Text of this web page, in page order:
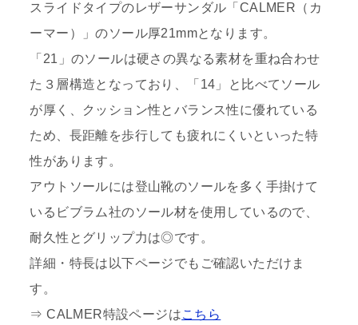
スライドタイプのレザーサンダル「CALMER（カ
ーマー）」のソール厚21mmとなります。
「21」のソールは硬さの異なる素材を重ね合わせ
た３層構造となっており、「14」と比べてソール
が厚く、クッション性とバランス性に優れている
ため、長距離を歩行しても疲れにくいといった特
性があります。
アウトソールには登山靴のソールを多く手掛けて
いるビブラム社のソール材を使用しているので、
耐久性とグリップ力は◎です。
詳細・特長は以下ページでもご確認いただけま
す。
⇒ CALMER特設ページはこちら